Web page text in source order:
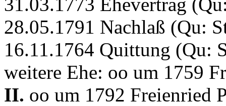
28.05.1791 Nachlaß (Qu:
16.11.1764 Quittung (Qu:
weitere Ehe: oo um 1759
II. oo um 1792 Freienried